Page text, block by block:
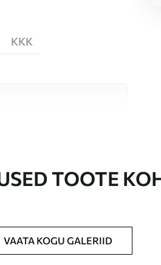
KKK
ühesuguste ribadena,
TOOTE
VAATA KOGU GALERIID